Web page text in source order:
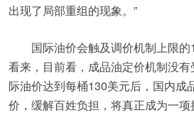
出现了局部重组的现象。”
国际油价会触及调价机制上限
看来，目前看，成品油定价机制没有
际油价达到每桶130美元后，国内成
价，缓解百姓负担，将真正成为一项